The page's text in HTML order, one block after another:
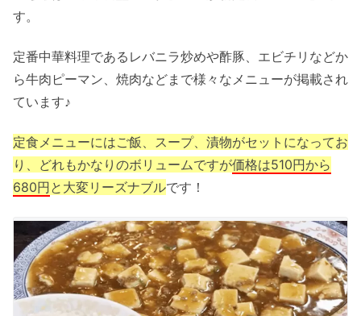
す。
定番中華料理であるレバニラ炒めや酢豚、エビチリなどか
ら牛肉ピーマン、焼肉などまで様々なメニューが掲載され
ています♪
定食メニューにはご飯、スープ、漬物がセットになってお
り、どれもかなりのボリュームですが価格は510円から
680円 と大変リーズナブルです！